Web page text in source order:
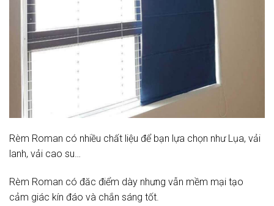
Rèm Roman có nhiều chất liệu để bạn lựa chọn như Lụa, vải
lanh, vải cao su…
Rèm Roman có đăc điểm dày nhưng vẫn mềm mại tạo
cảm giác kín đáo và chắn sáng tốt.